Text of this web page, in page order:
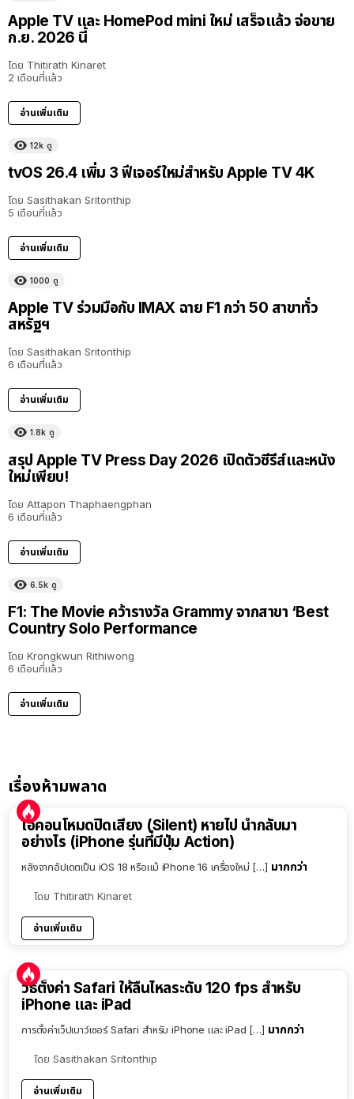
Apple TV และ HomePod mini ใหม่ เสร็จแล้ว จ่อขาย
ก.ย. 2026 นี้
โดย Thitirath Kinaret
2 เดือนที่แล้ว
อ่านเพิ่มเติม
12k ดู
tvOS 26.4 เพิ่ม 3 ฟีเจอร์ใหม่สำหรับ Apple TV 4K
โดย Sasithakan Sritonthip
5 เดือนที่แล้ว
อ่านเพิ่มเติม
1000 ดู
Apple TV ร่วมมือกับ IMAX ฉาย F1 กว่า 50 สาขาทั่ว
สหรัฐฯ
โดย Sasithakan Sritonthip
6 เดือนที่แล้ว
อ่านเพิ่มเติม
1.8k ดู
สรุป Apple TV Press Day 2026 เปิดตัวซีรีส์และหนัง
ใหม่เพียบ!
โดย Attapon Thaphaengphan
6 เดือนที่แล้ว
อ่านเพิ่มเติม
6.5k ดู
F1: The Movie คว้ารางวัล Grammy จากสาขา ‘Best
Country Solo Performance
โดย Krongkwun Rithiwong
6 เดือนที่แล้ว
อ่านเพิ่มเติม
เรื่องห้ามพลาด
ไอคอนโหมดปิดเสียง (Silent) หายไป นำกลับมา
อย่างไร (iPhone รุ่นที่มีปุ่ม Action)
หลังจากอัปเดตเป็น iOS 18 หรือแม้ iPhone 16 เครื่องใหม่ […] มากกว่า
โดย Thitirath Kinaret
อ่านเพิ่มเติม
วิธีตั้งค่า Safari ให้ลื่นไหลระดับ 120 fps สำหรับ
iPhone และ iPad
การตั้งค่าเว็ปเบาว์เซอร์ Safari สำหรับ iPhone และ iPad […] มากกว่า
โดย Sasithakan Sritonthip
อ่านเพิ่มเติม